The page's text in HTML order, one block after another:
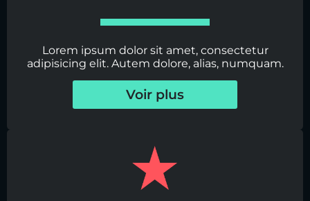
Lorem ipsum dolor sit amet, consectetur
adipisicing elit. Autem dolore, alias, numquam.
Voir plus